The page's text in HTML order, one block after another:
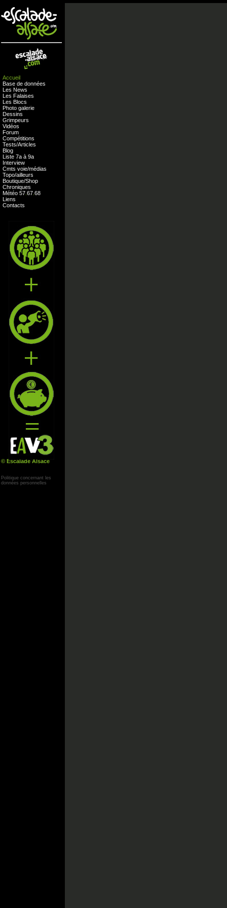
Accueil
Base de données
Les News
Les Falaises
Les Blocs
Photo galerie
Dessins
Grimpeurs
Vidéos
Forum
Compétitions
Tests/Articles
Blog
Liste 7a à 9a
Interview
Cmts voie/médias
Topo/ailleurs
Boutique/Shop
Chroniques
Météo 57 67 68
Liens
Contacts
© Escalade Alsace
Politique concernant les
données personnelles